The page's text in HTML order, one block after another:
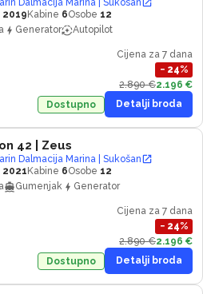
2019 Kabine 6Osobe 12
Generator Autopilot
Cijena za 7 dana
− 24%
2.890 €2.196 €
Dostupno
Detalji broda
42 | Zeus
Dalmacija Marina | Sukošan
2021 Kabine 6Osobe 12
Gumenjak Generator
Cijena za 7 dana
− 24%
2.890 €2.196 €
Dostupno
Detalji broda